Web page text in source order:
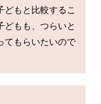
どもと比較するこ
どもも、つらいと
てもらいたいので